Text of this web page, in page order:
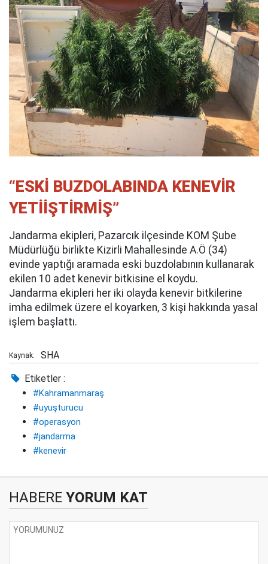
“ESKİ BUZDOLABINDA KENEVİR
YETİİŞTİRMİŞ”
Jandarma ekipleri, Pazarcık ilçesinde KOM Şube
Müdürlüğü birlikte Kizirli Mahallesinde A.Ö (34)
evinde yaptığı aramada eski buzdolabının kullanarak
ekilen 10 adet kenevir bitkisine el koydu.
Jandarma ekipleri her iki olayda kenevir bitkilerine
imha edilmek üzere el koyarken, 3 kişi hakkında yasal
işlem başlattı.
Kaynak: SHA
Etiketler :
#Kahramanmaraş
#uyuşturucu
#operasyon
#jandarma
#kenevir
HABERE YORUM KAT